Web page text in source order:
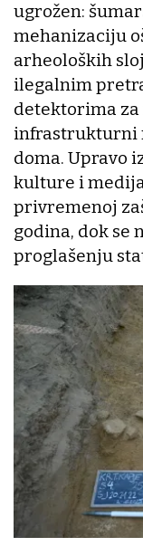
ugrožen:
mehanizaciju
arheoloških
ilegalnim
detektorima
infrastrukturni
doma. Upravo
kulture i
privremenoj
godina, dok se
proglašenju